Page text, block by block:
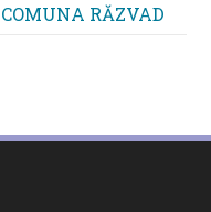
RĂZVAD